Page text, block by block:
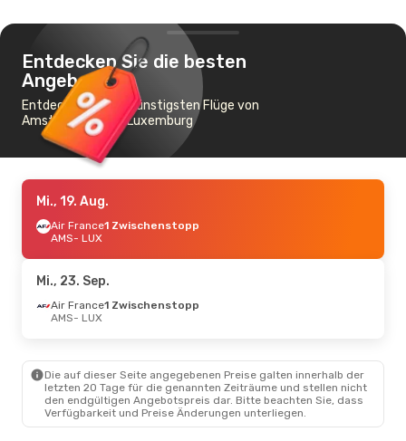
Entdecken Sie die besten
Angebote
Entdecken Sie die günstigsten Flüge von
Amsterdam nach Luxemburg
Mi., 19. Aug.
Air France1 Zwischenstopp
AMS- LUX
Mi., 23. Sep.
Air France1 Zwischenstopp
AMS- LUX
Die auf dieser Seite angegebenen Preise galten innerhalb der
letzten 20 Tage für die genannten Zeiträume und stellen nicht
den endgültigen Angebotspreis dar. Bitte beachten Sie, dass
Verfügbarkeit und Preise Änderungen unterliegen.